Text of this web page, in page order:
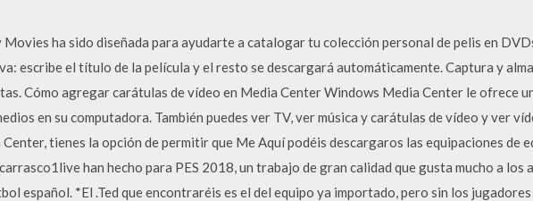
ha sido diseñada para ayudarte a catalogar tu colección personal de pelis en
escribe el título de la película y el resto se descargará automáticamente. Captura y
Cómo agregar carátulas de vídeo en Media Center Windows Media Center le ofrece
en su computadora. También puedes ver TV, ver música y carátulas de vídeo y ver
Center, tienes la opción de permitir que Me Aquí podéis descargaros las equipaciones de
han hecho para PES 2018, un trabajo de gran calidad que gusta mucho a
español. *El .Ted que encontraréis es el del equipo ya importado, pero sin los